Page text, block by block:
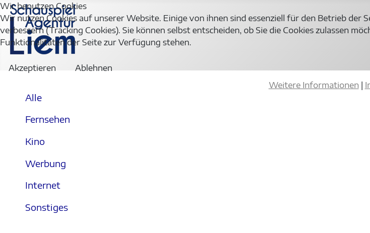
Alle
Fernsehen
Kino
Werbung
Internet
Sonstiges
Wir benutzen Cookies
Wir nutzen Cookies auf unserer Website. Einige von ihnen sind essenziell für den Betrieb
verbessern (Tracking Cookies). Sie können selbst entscheiden, ob Sie die Cookies zulassen
Funktionalitäten der Seite zur Verfügung stehen.
Akzeptieren
Ablehnen
Weitere Informationen